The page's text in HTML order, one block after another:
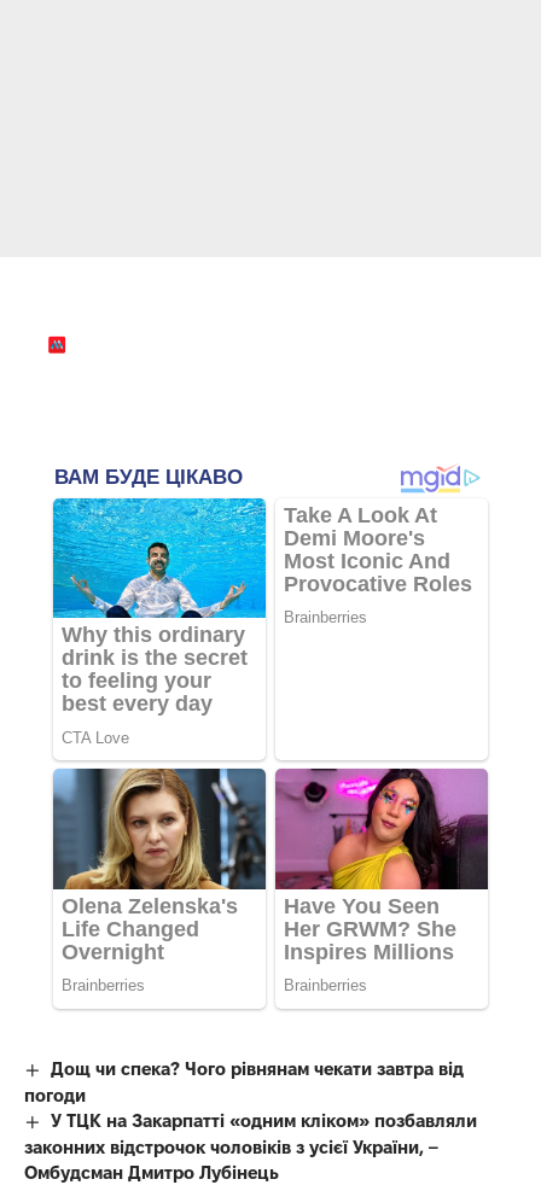
Дощ чи спека? Чого рівнянам чекати завтра від
погоди
У ТЦК на Закарпатті «одним кліком» позбавляли
законних відстрочок чоловіків з усієї України, –
Омбудсман Дмитро Лубінець